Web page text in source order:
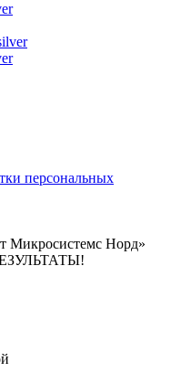
персональных
Норд»